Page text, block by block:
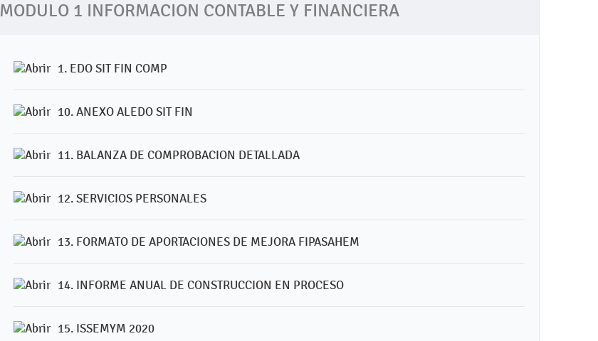
MODULO 1 INFORMACION CONTABLE Y FINANCIERA
1. EDO SIT FIN COMP
10. ANEXO ALEDO SIT FIN
11. BALANZA DE COMPROBACION DETALLADA
12. SERVICIOS PERSONALES
13. FORMATO DE APORTACIONES DE MEJORA FIPASAHEM
14. INFORME ANUAL DE CONSTRUCCION EN PROCESO
15. ISSEMYM 2020